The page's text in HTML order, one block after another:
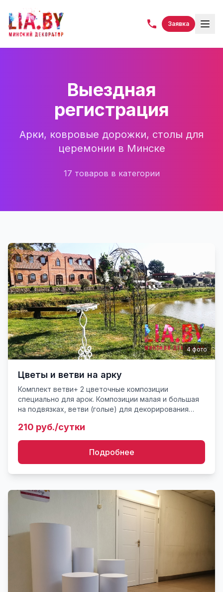
Заявка
Выездная
регистрация
Арки, ковровые дорожки, столы для
церемонии в Минске
17 товаров в категории
4фото
Цветы и ветви на арку
Комплект ветви+ 2 цветочные композиции
специально для арок. Композиции малая и большая
на подвязках, ветви (голые) для декорирования
уточняйте у консультант...
210 руб./сутки
Подробнее